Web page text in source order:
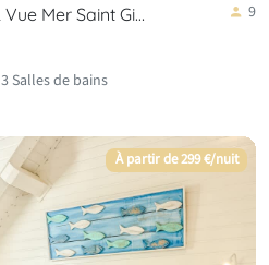
Mer Saint Gi…
9
3 Salles de bains
À partir de 299 €/nuit